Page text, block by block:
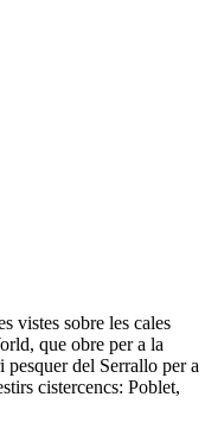
vistes sobre les cales
que obre per a la
del Serrallo per a
cistercencs: Poblet,